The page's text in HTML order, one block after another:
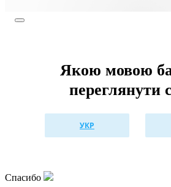
Якою мовою
переглянути
УКР
Спасибо